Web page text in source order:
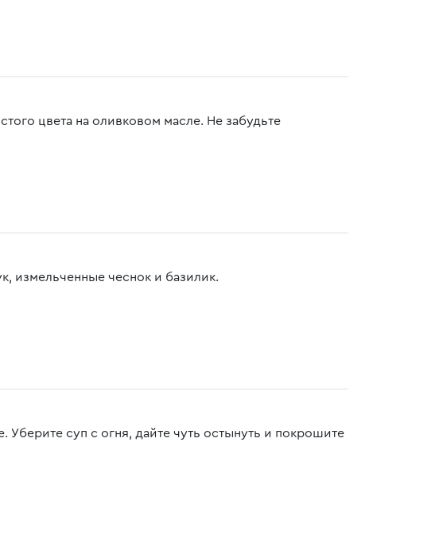
цвета на оливковом масле. Не забудьте
измельченные чеснок и базилик.
Уберите суп с огня, дайте чуть остынуть и покрошите